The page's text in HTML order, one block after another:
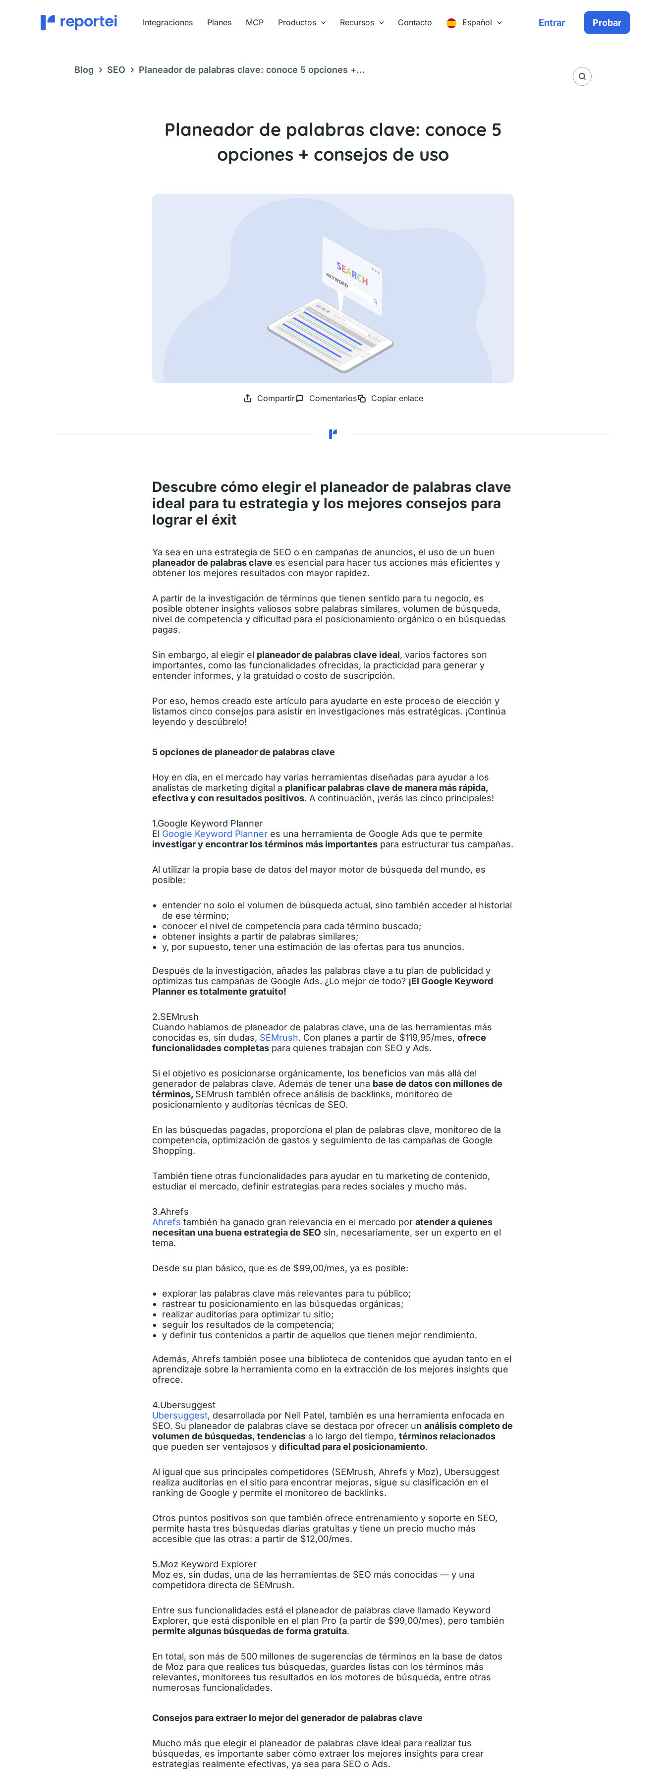
Integraciones Planes MCP Productos Recursos Contacto Español Entrar Probar
Blog SEO
Planeador de palabras clave: conoce 5 opciones +
Planeador de palabras clave: conoce 5
opciones + consejos de uso
Compartir Comentarios Copiar enlace
Descubre cómo elegir el planeador de palabras clave
ideal para tu estrategia y los mejores consejos para
lograr el éxit
Ya sea en una estrategia de SEO o en campañas de anuncios, el uso de un buen
planeador de palabras clave es esencial para hacer tus acciones más eficientes y
obtener los mejores resultados con mayor rapidez.
A partir de la investigación de términos que tienen sentido para tu negocio, es
posible obtener insights valiosos sobre palabras similares, volumen de búsqueda,
nivel de competencia y dificultad para el posicionamiento orgánico o en búsquedas
pagas.
Sin embargo, al elegir el planeador de palabras clave ideal, varios factores son
importantes, como las funcionalidades ofrecidas, la practicidad para generar y
entender informes, y la gratuidad o costo de suscripción.
Por eso, hemos creado este artículo para ayudarte en este proceso de elección y
listamos cinco consejos para asistir en investigaciones más estratégicas. ¡Continúa
leyendo y descúbrelo!
5 opciones de planeador de palabras clave
Hoy en día, en el mercado hay varias herramientas diseñadas para ayudar a los
analistas de marketing digital a planificar palabras clave de manera más rápida,
efectiva y con resultados positivos. A continuación, ¡verás las cinco principales!
1.Google Keyword Planner
El Google Keyword Planner es una herramienta de Google Ads que te permite
investigar y encontrar los términos más importantes para estructurar tus campañas.
Al utilizar la propia base de datos del mayor motor de búsqueda del mundo, es
posible:
entender no solo el volumen de búsqueda actual, sino también acceder al historial
de ese término;
conocer el nivel de competencia para cada término buscado;
obtener insights a partir de palabras similares;
y, por supuesto, tener una estimación de las ofertas para tus anuncios.
Después de la investigación, añades las palabras clave a tu plan de publicidad y
optimizas tus campañas de Google Ads. ¿Lo mejor de todo? ¡El Google Keyword
Planner es totalmente gratuito!
2.SEMrush
Cuando hablamos de planeador de palabras clave, una de las herramientas más
conocidas es, sin dudas, SEMrush. Con planes a partir de $119,95/mes, ofrece
funcionalidades completas para quienes trabajan con SEO y Ads.
Si el objetivo es posicionarse orgánicamente, los beneficios van más allá del
generador de palabras clave. Además de tener una base de datos con millones de
términos, SEMrush también ofrece análisis de backlinks, monitoreo de
posicionamiento y auditorías técnicas de SEO.
En las búsquedas pagadas, proporciona el plan de palabras clave, monitoreo de la
competencia, optimización de gastos y seguimiento de las campañas de Google
Shopping.
También tiene otras funcionalidades para ayudar en tu marketing de contenido,
estudiar el mercado, definir estrategias para redes sociales y mucho más.
3.Ahrefs
Ahrefs también ha ganado gran relevancia en el mercado por atender a quienes
necesitan una buena estrategia de SEO sin, necesariamente, ser un experto en el
tema.
Desde su plan básico, que es de $99,00/mes, ya es posible:
explorar las palabras clave más relevantes para tu público;
rastrear tu posicionamiento en las búsquedas orgánicas;
realizar auditorías para optimizar tu sitio;
seguir los resultados de la competencia;
y definir tus contenidos a partir de aquellos que tienen mejor rendimiento.
Además, Ahrefs también posee una biblioteca de contenidos que ayudan tanto en el
aprendizaje sobre la herramienta como en la extracción de los mejores insights que
ofrece.
4.Ubersuggest
Ubersuggest, desarrollada por Neil Patel, también es una herramienta enfocada en
SEO. Su planeador de palabras clave se destaca por ofrecer un análisis completo de
volumen de búsquedas, tendencias a lo largo del tiempo, términos relacionados
que pueden ser ventajosos y dificultad para el posicionamiento.
Al igual que sus principales competidores (SEMrush, Ahrefs y Moz), Ubersuggest
realiza auditorías en el sitio para encontrar mejoras, sigue su clasificación en el
ranking de Google y permite el monitoreo de backlinks.
Otros puntos positivos son que también ofrece entrenamiento y soporte en SEO,
permite hasta tres búsquedas diarias gratuitas y tiene un precio mucho más
accesible que las otras: a partir de $12,00/mes.
5.Moz Keyword Explorer
Moz es, sin dudas, una de las herramientas de SEO más conocidas — y una
competidora directa de SEMrush.
Entre sus funcionalidades está el planeador de palabras clave llamado Keyword
Explorer, que está disponible en el plan Pro (a partir de $99,00/mes), pero también
permite algunas búsquedas de forma gratuita.
En total, son más de 500 millones de sugerencias de términos en la base de datos
de Moz para que realices tus búsquedas, guardes listas con los términos más
relevantes, monitorees tus resultados en los motores de búsqueda, entre otras
numerosas funcionalidades.
Consejos para extraer lo mejor del generador de palabras clave
Mucho más que elegir el planeador de palabras clave ideal para realizar tus
búsquedas, es importante saber cómo extraer los mejores insights para crear
estrategias realmente efectivas, ya sea para SEO o Ads.